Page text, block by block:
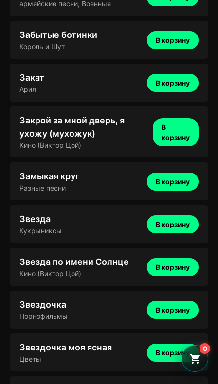
армейские песни, Военные
Забытые ботинки
Король и Шут
В корзину
Закат
Ария
В корзину
Закрой за мной дверь, я
ухожу (мухожук)
Кино (Виктор Цой)
В
корзину
Замыкая круг
Разные песни
В корзину
Звезда
Кукрыниксы
В корзину
Звезда по имени Солнце
Кино (Виктор Цой)
В корзину
Звездочка
Порнофильмы
В корзину
Звездочка моя ясная
Цветы
В корзину
0